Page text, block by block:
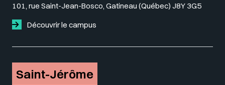
101, rue Saint-Jean-Bosco, Gatineau (Québec) J8Y 3G5
Découvrir le campus
Saint-Jérôme